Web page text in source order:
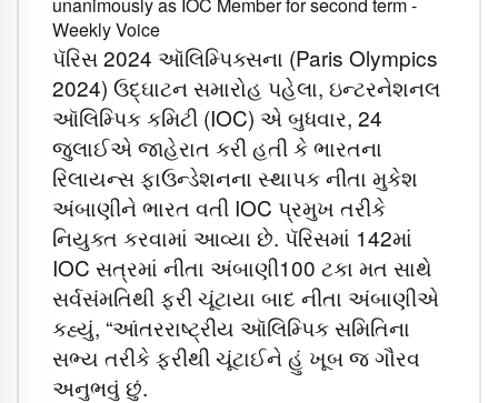
પૅરિસ 2024 ઑલિમ્પિક્સના (Paris Olympics
2024) ઉદ્ઘાટન સમારોહ પહેલા, ઇન્ટરનેશનલ
ઑલિમ્પિક કમિટી (IOC) એ બુધવાર, 24
જુલાઈએ જાહેરાત કરી હતી કે ભારતના
રિલાયન્સ ફાઉન્ડેશનના સ્થાપક નીતા મુકેશ
અંબાણીને ભારત વતી IOC પ્રમુખ તરીકે
નિયુક્ત કરવામાં આવ્યા છે. પૅરિસમાં 142માં
IOC સત્રમાં નીતા અંબાણી100 ટકા મત સાથે
સર્વસંમતિથી ફરી ચૂંટાયા બાદ નીતા અંબાણીએ
કહ્યું, “આંતરરાષ્ટ્રીય ઑલિમ્પિક સમિતિના
સભ્ય તરીકે ફરીથી ચૂંટાઈને હું ખૂબ જ ગૌરવ
અનુભવું છું.